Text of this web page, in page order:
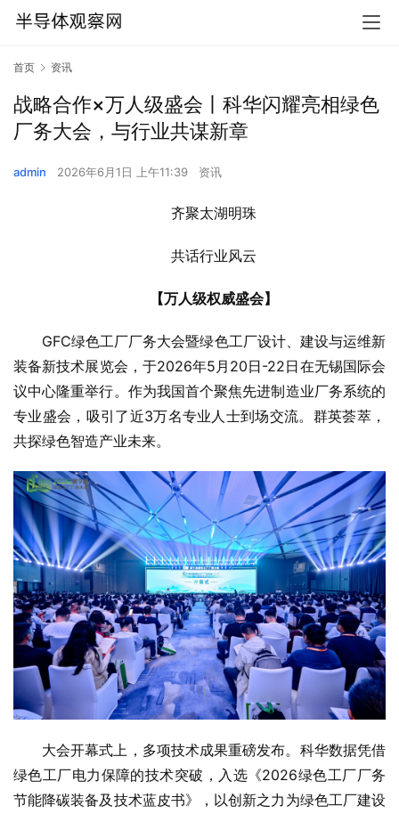
首页 资讯
战略合作×万人级盛会丨科华闪耀亮相绿色
厂务大会，与行业共谋新章
admin 2026年6月1日 上午11:39 资讯
齐聚太湖明珠
共话行业风云
【万人级权威盛会】
GFC绿色工厂厂务大会暨绿色工厂设计、建设与运维新
装备新技术展览会，于2026年5月20日-22日在无锡国际会
议中心隆重举行。作为我国首个聚焦先进制造业厂务系统的
专业盛会，吸引了近3万名专业人士到场交流。群英荟萃，
共探绿色智造产业未来。
大会开幕式上，多项技术成果重磅发布。科华数据凭借
绿色工厂电力保障的技术突破，入选《2026绿色工厂厂务
节能降碳装备及技术蓝皮书》，以创新之力为绿色工厂建设